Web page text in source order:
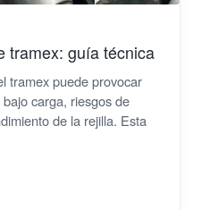
tramex: guía técnica
tramex puede provocar
carga, riesgos de
de la rejilla. Esta